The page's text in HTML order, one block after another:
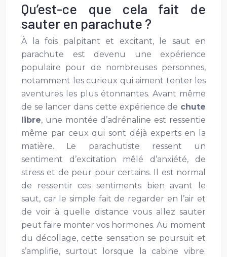
Qu’est-ce que cela fait de
sauter en parachute ?
À la fois palpitant et excitant, le saut en
parachute est devenu une expérience
populaire pour de nombreuses personnes,
notamment les curieux qui aiment tenter les
aventures les plus étonnantes. Avant même
de se lancer dans cette expérience de chute
libre, une montée d’adrénaline est ressentie
même par ceux qui sont déjà experts en la
matière. Le parachutiste ressent un
sentiment d’excitation mêlé d’anxiété, de
stress et de peur pour certains. Il est normal
de ressentir ces sentiments bien avant le
saut, car le simple fait de regarder en l’air et
de voir à quelle distance vous allez sauter
peut faire monter vos hormones. Au moment
du décollage, cette sensation se poursuit et
s’amplifie, surtout lorsque la cabine vibre.